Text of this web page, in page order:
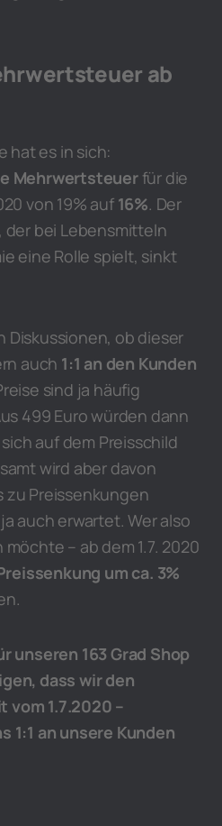
ab
hat es in sich:
Mehrwertsteuerfür die
von 19% auf 16%. Der
bei Lebensmitteln
eine Rolle spielt, sinkt
Diskussionen, ob dieser
auch 1:1 an den Kunden
sind ja häufig
499 Euro würden dann
auf dem Preisschild
wird aber davon
zu Preissenkungen
auch erwartet. Wer also
– ab dem 1.7. 2020
um ca. 3%
unseren 163 Grad Shop
dass wir den
vom 1.7.2020 –
1:1 an unsere Kunden